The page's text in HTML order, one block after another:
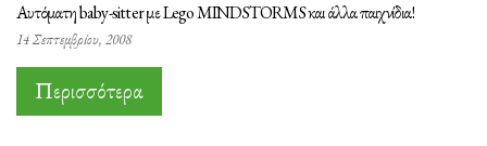
Αυτόματη baby-sitter με Lego MINDSTORMS και άλλα παιχνίδια!
14 Σεπτεμβρίου, 2008
Περισσότερα